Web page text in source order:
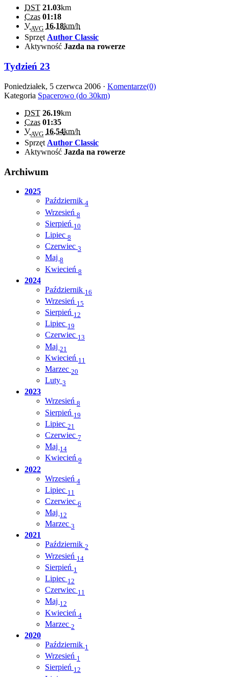
DST 21.03km
Czas 01:18
VAVG 16.18km/h
Sprzęt Author Classic
Aktywność Jazda na rowerze
Tydzień 23
Poniedziałek, 5 czerwca 2006 · Komentarze(0)
Kategoria Spacerowo (do 30km)
DST 26.19km
Czas 01:35
VAVG 16.54km/h
Sprzęt Author Classic
Aktywność Jazda na rowerze
Archiwum
2025
Październik 4
Wrzesień 8
Sierpień 10
Lipiec 8
Czerwiec 3
Maj 8
Kwiecień 8
2024
Październik 16
Wrzesień 15
Sierpień 12
Lipiec 19
Czerwiec 13
Maj 21
Kwiecień 11
Marzec 20
Luty 3
2023
Wrzesień 8
Sierpień 19
Lipiec 21
Czerwiec 7
Maj 14
Kwiecień 9
2022
Wrzesień 4
Lipiec 11
Czerwiec 6
Maj 12
Marzec 3
2021
Październik 2
Wrzesień 14
Sierpień 1
Lipiec 12
Czerwiec 11
Maj 12
Kwiecień 4
Marzec 2
2020
Październik 1
Wrzesień 1
Sierpień 12